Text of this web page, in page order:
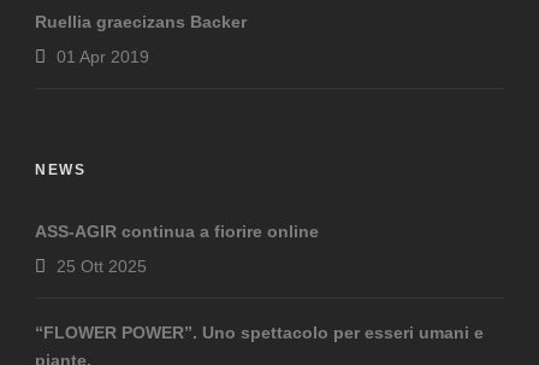
Ruellia graecizans Backer
01 Apr 2019
NEWS
ASS-AGIR continua a fiorire online
25 Ott 2025
“FLOWER POWER”. Uno spettacolo per esseri umani e
piante.